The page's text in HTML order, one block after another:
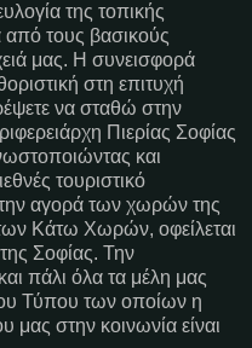
της τοπικής
από τους βασικούς
μας. Η συνεισφορά
στη επιτυχή
να σταθώ στην
Πιερίας Σοφίας
και
τουριστικό
αγορά των χωρών της
Κάτω Χωρών, οφείλεται
Σοφίας. Την
πάλι όλα τα μέλη μας
Τύπου των οποίων η
στην κοινωνία είναι